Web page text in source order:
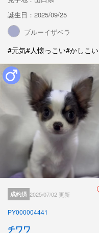
誕生日：2025/09/25
ブルーイザベラ
#元気#人懐っこい#かしこい
成約済 2025/07/02 更新
PY000004441
チワワ